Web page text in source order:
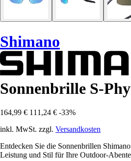
Shimano
Sonnenbrille S-
164,99 € 111,24 € -33%
inkl. MwSt. zzgl. Versandkosten
Entdecken Sie die Sonnenbrillen
Leistung und Stil für Ihre Outdoor-